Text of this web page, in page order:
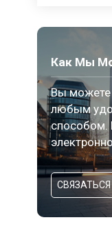
Как Мы
Вы можете
любым